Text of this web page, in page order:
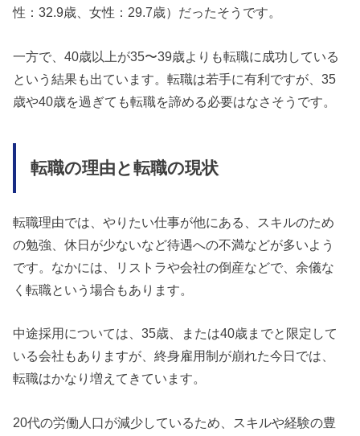
性：32.9歳、女性：29.7歳）だったそうです。
一方で、40歳以上が35〜39歳よりも転職に成功している
という結果も出ています。転職は若手に有利ですが、35
歳や40歳を過ぎても転職を諦める必要はなさそうです。
転職の理由と転職の現状
転職理由では、やりたい仕事が他にある、スキルのため
の勉強、休日が少ないなど待遇への不満などが多いよう
です。なかには、リストラや会社の倒産などで、余儀な
く転職という場合もあります。
中途採用については、35歳、または40歳までと限定して
いる会社もありますが、終身雇用制が崩れた今日では、
転職はかなり増えてきています。
20代の労働人口が減少しているため、スキルや経験の豊